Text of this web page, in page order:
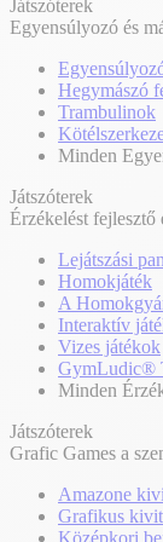
Játszóterek
Egyensúlyozó és
Hegymászó
Trambulinok
Minden
Játszóterek
Érzékelést fejlesztő
Lejátszási
Homokjáték
A
Interaktív
Vizes játékok
GymLudic®
Minden
Játszóterek
Grafic Games a
Amazone
Grafikus
Középkori